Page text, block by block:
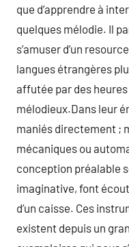
que d’apprendre à
quelques mélodie. Il
s’amuser d’un
langues étrangères
affutée par des
mélodieux.Dans leur
maniés directement ;
mécaniques ou
conception préalable
imaginative, font
d’un caisse. Ces
existent depuis un